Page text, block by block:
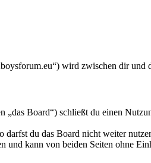
wird zwischen dir und
Board“) schließt du einen
darfst du das Board nicht weiter
und kann von beiden Seiten ohne